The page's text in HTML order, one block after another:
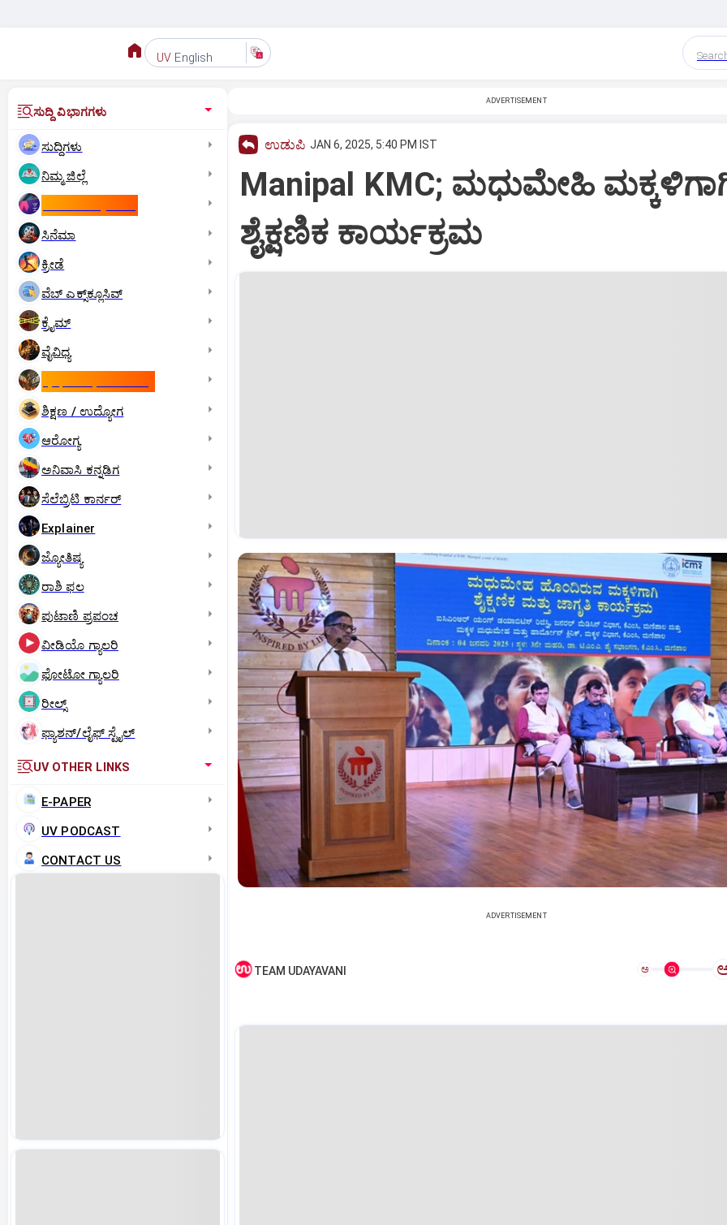
UV English
ಸುದ್ದಿ ವಿಭಾಗಗಳು
ಸುದ್ದಿಗಳು
ನಿಮ್ಮ ಜಿಲ್ಲೆ
ಸಿನೆಮಾ
ಕ್ರೀಡೆ
ವೆಬ್ ಎಕ್ಸ್‌ಕ್ಲೂಸಿವ್
ಕ್ರೈಮ್
ವೈವಿಧ್ಯ
ಶಿಕ್ಷಣ / ಉದ್ಯೋಗ
ಆರೋಗ್ಯ
ಅನಿವಾಸಿ ಕನ್ನಡಿಗ
ಸೆಲೆಬ್ರಿಟಿ ಕಾರ್ನರ್‌
Explainer
ಜ್ಯೋತಿಷ್ಯ
ರಾಶಿ ಫಲ
ಪುಟಾಣಿ ಪ್ರಪಂಚ
ವೀಡಿಯೊ ಗ್ಯಾಲರಿ
ಫೋಟೋ ಗ್ಯಾಲರಿ
ರೀಲ್ಸ್
ಫ್ಯಾಶನ್/ಲೈಫ್‌ ಸ್ಟೈಲ್
UV OTHER LINKS
E-PAPER
UV PODCAST
CONTACT US
ADVERTISEMENT
ಉಡುಪಿ JAN 6, 2025, 5:40 PM IST
Manipal KMC; ಮಧುಮೇಹಿ
ಶೈಕ್ಷಣಿಕ ಕಾರ್ಯಕ್ರಮ
ADVERTISEMENT
TEAM UDAYAVANI ಅ